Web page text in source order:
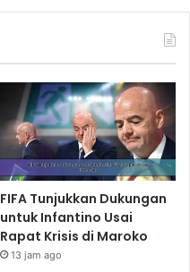
FIFA Tunjukkan Dukungan
untuk Infantino Usai
Rapat Krisis di Maroko
13 jam ago